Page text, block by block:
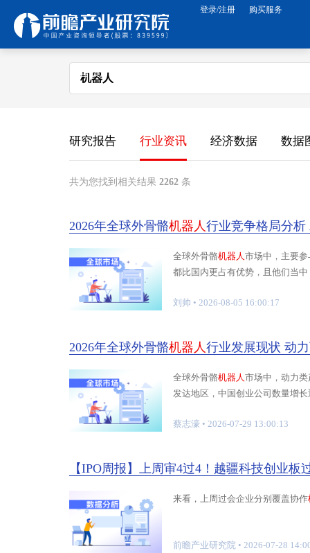
首页
登录/注册 购买服务
研究报告 行业资讯 经济数据 数据
共为您找到相关结果 2262 条
2026年全球外骨骼机器人行业竞争格局分
全球外骨骼机器人市场中，主要
都比国内更占有优势，且他们当
刘帅 • 2026-08-05 16:00:17
2026年全球外骨骼机器人行业发展现状 动
全球外骨骼机器人市场中，动力
发达地区，中国创业公司数量增
蔡志濠 • 2026-07-29 13:00:13
【IPO周报】上周审4过4！越疆科技创业
来看，上周过会企业分别覆盖协作
前瞻产业研究院 • 2026-07-28